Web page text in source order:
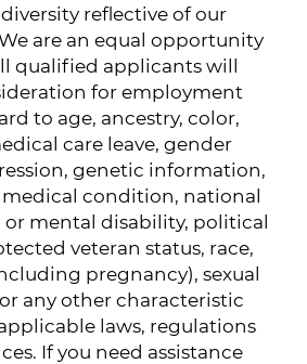
reflective of our
are an equal opportunity
qualified applicants will
for employment
to age, ancestry, color,
care leave, gender
genetic information,
condition, national
mental disability, political
veteran status, race,
pregnancy), sexual
any other characteristic
laws, regulations
If you need assistance